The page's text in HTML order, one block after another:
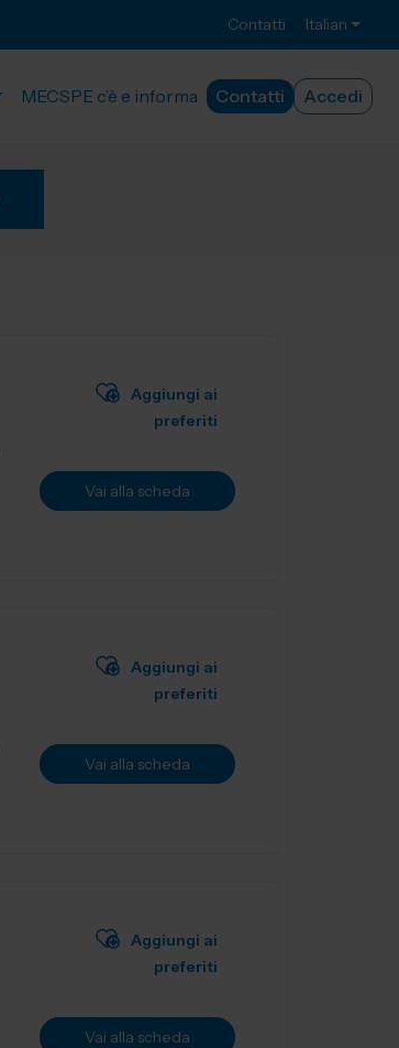
Contatti Italian
MECSPE c’è e informa Contatti Accedi
Aggiungi ai
preferiti
Vai alla scheda
Aggiungi ai
preferiti
Vai alla scheda
Aggiungi ai
preferiti
Vai alla scheda